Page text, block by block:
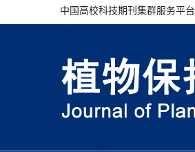
中国高校科技期刊集群服务平台